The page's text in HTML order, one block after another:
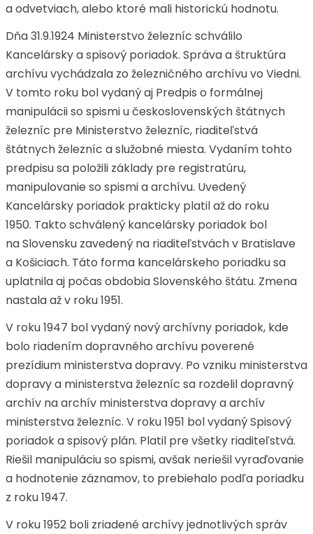
a odvetviach, alebo ktoré mali historickú hodnotu.
Dňa 31.9.1924 Ministerstvo železníc schválilo
Kancelársky a spisový poriadok. Správa a štruktúra
archívu vychádzala zo železničného archívu vo Viedni.
V tomto roku bol vydaný aj Predpis o formálnej
manipulácii so spismi u československých štátnych
železníc pre Ministerstvo železníc, riaditeľstvá
štátnych železníc a služobné miesta. Vydaním tohto
predpisu sa položili základy pre registratúru,
manipulovanie so spismi a archívu. Uvedený
Kancelársky poriadok prakticky platil až do roku
1950. Takto schválený kancelársky poriadok bol
na Slovensku zavedený na riaditeľstvách v Bratislave
a Košiciach. Táto forma kancelárskeho poriadku sa
uplatnila aj počas obdobia Slovenského štátu. Zmena
nastala až v roku 1951.
V roku 1947 bol vydaný nový archívny poriadok, kde
bolo riadením dopravného archívu poverené
prezídium ministerstva dopravy. Po vzniku ministerstva
dopravy a ministerstva železníc sa rozdelil dopravný
archív na archív ministerstva dopravy a archív
ministerstva železníc. V roku 1951 bol vydaný Spisový
poriadok a spisový plán. Platil pre všetky riaditeľstvá.
Riešil manipuláciu so spismi, avšak neriešil vyraďovanie
a hodnotenie záznamov, to prebiehalo podľa poriadku
z roku 1947.
V roku 1952 boli zriadené archívy jednotlivých správ